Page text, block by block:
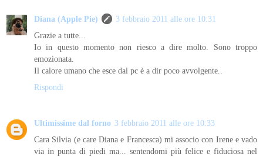
Diana (Apple Pie)
3 febbraio 2011 alle ore 10:31
Grazie a tutte...
Io in questo momento non riesco a dire molto. Sono troppo
emozionata.
Il calore umano che esce dal pc è a dir poco avvolgente..
Rispondi
Ultimissime dal forno 3 febbraio 2011 alle ore 10:33
Cara Silvia (e care Diana e Francesca) mi associo con Irene e vado
via in punta di piedi ma... sentendomi più felice e fiduciosa nel